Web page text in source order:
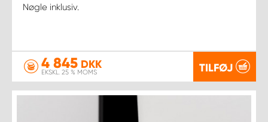
Nøgle inklusiv.
4 845 DKK
EKSKL. 25 % MOMS TILFØJ